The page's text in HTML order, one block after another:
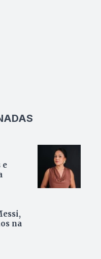
e
na